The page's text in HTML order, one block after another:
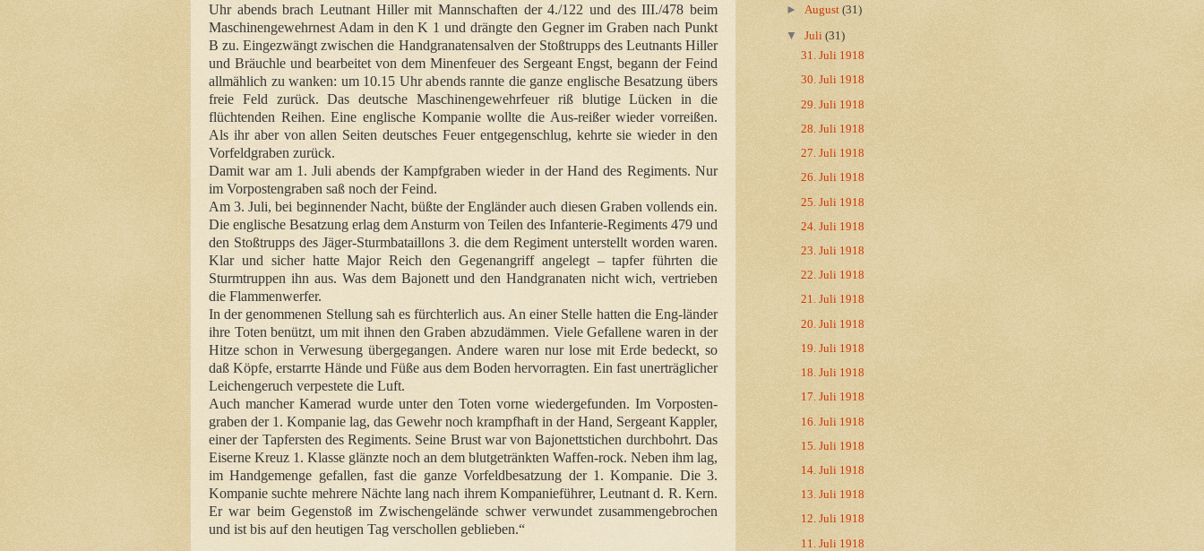
Uhr abends brach Leutnant Hiller mit Mannschaften der 4./122 und des III./478 beim
Maschinengewehrnest Adam in den K 1 und drängte den Gegner im Graben nach Punkt
B zu. Eingezwängt zwischen die Handgranatensalven der Stoßtrupps des Leutnants Hiller
und Bräuchle und bearbeitet von dem Minenfeuer des Sergeant Engst, begann der Feind
allmählich zu wanken: um 10.15 Uhr abends rannte die ganze englische Besatzung übers
freie Feld zurück. Das deutsche Maschinengewehrfeuer riß blutige Lücken in die
flüchtenden Reihen. Eine englische Kompanie wollte die Aus-reißer wieder vorreißen.
Als ihr aber von allen Seiten deutsches Feuer entgegenschlug, kehrte sie wieder in den
Vorfeldgraben zurück.
Damit war am 1. Juli abends der Kampfgraben wieder in der Hand des Regiments. Nur
im Vorpostengraben saß noch der Feind.
Am 3. Juli, bei beginnender Nacht, büßte der Engländer auch diesen Graben vollends ein.
Die englische Besatzung erlag dem Ansturm von Teilen des Infanterie-Regiments 479 und
den Stoßtrupps des Jäger-Sturmbataillons 3. die dem Regiment unterstellt worden waren.
Klar und sicher hatte Major Reich den Gegenangriff angelegt – tapfer führten die
Sturmtruppen ihn aus. Was dem Bajonett und den Handgranaten nicht wich, vertrieben
die Flammenwerfer.
In der genommenen Stellung sah es fürchterlich aus. An einer Stelle hatten die Eng-länder
ihre Toten benützt, um mit ihnen den Graben abzudämmen. Viele Gefallene waren in der
Hitze schon in Verwesung übergegangen. Andere waren nur lose mit Erde bedeckt, so
daß Köpfe, erstarrte Hände und Füße aus dem Boden hervorragten. Ein fast unerträglicher
Leichengeruch verpestete die Luft.
Auch mancher Kamerad wurde unter den Toten vorne wiedergefunden. Im Vorposten-
graben der 1. Kompanie lag, das Gewehr noch krampfhaft in der Hand, Sergeant Kappler,
einer der Tapfersten des Regiments. Seine Brust war von Bajonettstichen durchbohrt. Das
Eiserne Kreuz 1. Klasse glänzte noch an dem blutgetränkten Waffen-rock. Neben ihm lag,
im Handgemenge gefallen, fast die ganze Vorfeldbesatzung der 1. Kompanie. Die 3.
Kompanie suchte mehrere Nächte lang nach ihrem Kompanieführer, Leutnant d. R. Kern.
Er war beim Gegenstoß im Zwischengelände schwer verwundet zusammengebrochen
und ist bis auf den heutigen Tag verschollen geblieben.“
►August(31)
▼Juli(31)
31. Juli 1918
30. Juli 1918
29. Juli 1918
28. Juli 1918
27. Juli 1918
26. Juli 1918
25. Juli 1918
24. Juli 1918
23. Juli 1918
22. Juli 1918
21. Juli 1918
20. Juli 1918
19. Juli 1918
18. Juli 1918
17. Juli 1918
16. Juli 1918
15. Juli 1918
14. Juli 1918
13. Juli 1918
12. Juli 1918
11. Juli 1918